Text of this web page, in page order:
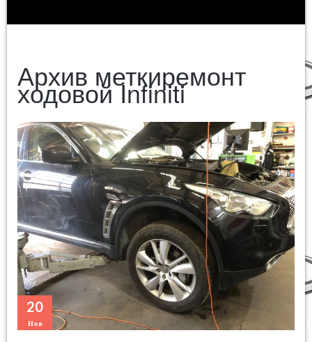
Архив меткиремонт
ходовой Infiniti
20
Ноя